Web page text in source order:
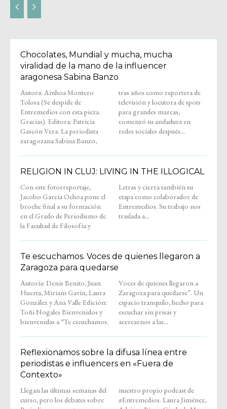
Chocolates, Mundial y mucha, mucha
viralidad de la mano de la influencer
aragonesa Sabina Banzo
Autora: Ainhoa Montero
Tolosa (Se despide de
Entremedios con esta pieza.
Gracias). Editora: Patricia
Gascón Vera. La periodista
zaragozana Sabina Banzo,
tras años como reportera de
televisión y locutora de spots
para grandes marcas,
comenzó su andadura en
redes sociales después...
RELIGION IN CLUJ: LIVING IN THE ILLOGICAL
Con este fotorreportaje,
Jacobo García Ochoa pone el
broche final a su formación
en el Grado de Periodismo de
la Facultad de Filosofía y
Letras y cierra también su
etapa como colaborador de
Entremedios. Su trabajo nos
traslada a...
Te escuchamos. Voces de quienes llegaron a
Zaragoza para quedarse
Autoría: Denis Benito, Juan
Huerta, Miriam Gavín, Laura
González y Ana Valle Edición:
Toñi Nogales Bienvenidos y
bienvenidas a “Te escuchamos.
Voces de quienes llegaron a
Zaragoza para quedarse”. Un
espacio tranquilo, hecho para
escuchar sin prisas y
acercarnos a las...
Reflexionamos sobre la difusa línea entre
periodistas e influencers en «Fuera de
Contexto»
Llegan las últimas semanas del
curso, pero los debates sobre
nuestro propio podcast de
#Entremedios. Laura Jiménez,